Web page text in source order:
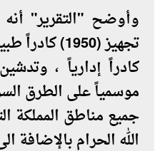
وأوضح "التقرير"
تجهيز (1950) كادراً طبياً ، و (769)
موسمياً على الطرق
جميع مناطق المملكة
الله الحرام بالإضافة الى